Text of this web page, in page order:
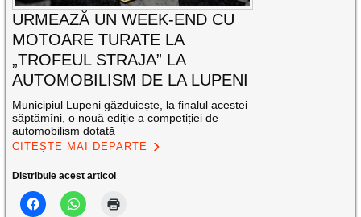
URMEAZĂ UN WEEK-END CU
MOTOARE TURATE LA
„TROFEUL STRAJA” LA
AUTOMOBILISM DE LA LUPENI
Municipiul Lupeni găzduiește, la finalul acestei
săptămîni, o nouă ediție a competiției de
automobilism dotată
CITEȘTE MAI DEPARTE
Distribuie acest articol